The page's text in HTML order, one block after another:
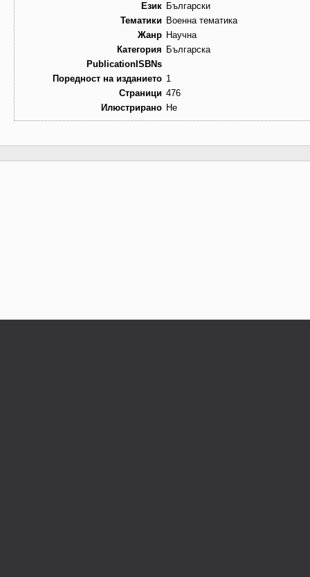
Език Български
Тематики Военна тематика
Жанр Научна
Категория Българска
PublicationISBNs
Поредност на изданието 1
Страници 476
Илюстрирано Не